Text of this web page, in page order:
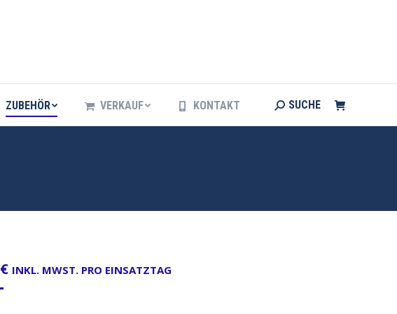
ZUBEHÖR VERKAUF KONTAKT Search:
SUCHE
€ INKL. MWST. PRO EINSATZTAG